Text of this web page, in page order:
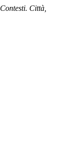
Contesti. Città,